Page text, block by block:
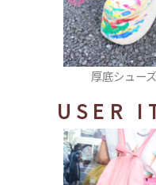
スウェット
USER